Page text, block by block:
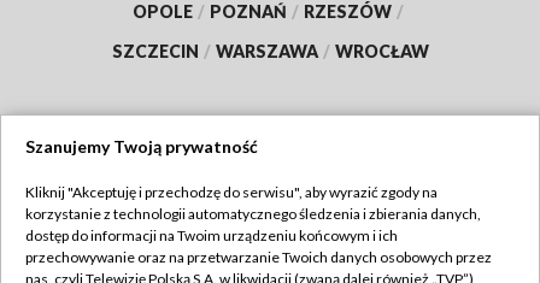
OPOLE / POZNAŃ / RZESZÓW /
SZCZECIN / WARSZAWA / WROCŁAW
TVP
Abonament TVP
Regulamin TVP
Szanujemy Twoją prywatność
Kliknij "Akceptuję i przechodzę do serwisu", aby wyrazić zgody na
korzystanie z technologii automatycznego śledzenia i zbierania danych,
dostęp do informacji na Twoim urządzeniu końcowym i ich
przechowywanie oraz na przetwarzanie Twoich danych osobowych przez
nas, czyli Telewizję Polską S.A. w likwidacji (zwaną dalej również „TVP”),